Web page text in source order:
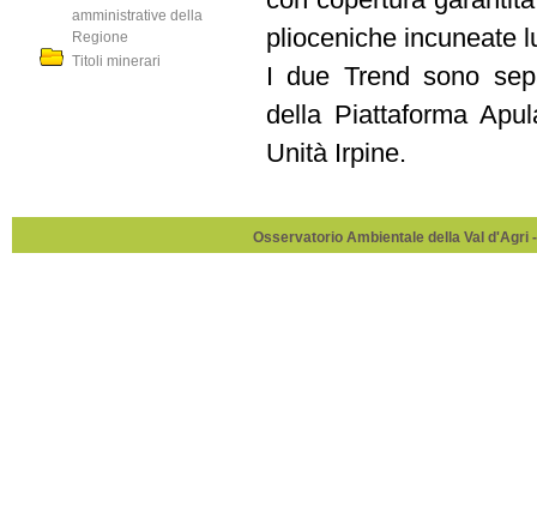
amministrative della
Regione
Titoli minerari
plioceniche incuneate
I due Trend sono
della Piattaforma
Unità Irpine.
Osservatorio Ambientale della Val d'Agri